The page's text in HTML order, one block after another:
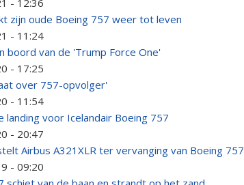
- 12:36
zijn oude Boeing 757 weer tot leven
- 11:24
boord van de 'Trump Force One'
- 17:25
over 757-opvolger'
- 11:54
landing voor Icelandair Boeing 757
- 20:47
Airbus A321XLR ter vervanging van Boeing 757
- 09:20